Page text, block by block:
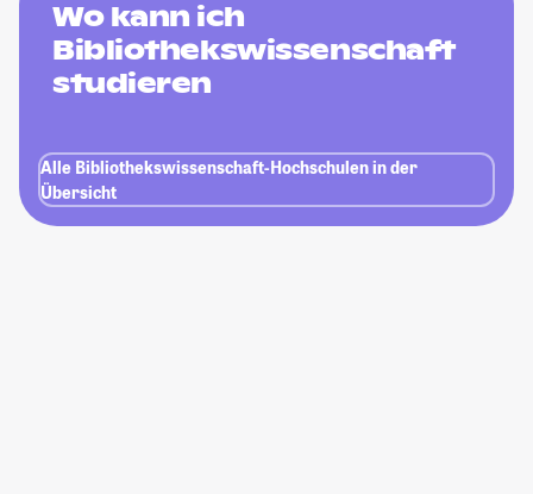
Wo kann ich
Bibliothekswissenschaft
studieren
Alle Bibliothekswissenschaft-Hochschulen in der
Übersicht